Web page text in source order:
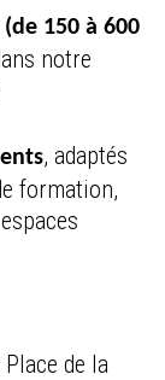
150 à 600
notre
, adaptés
formation,
de la